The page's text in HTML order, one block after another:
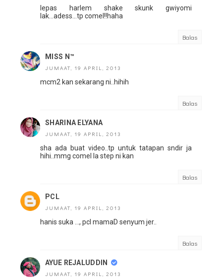
lepas harlem shake skunk gwiyomi
lak...adess...tp comel!!haha
Balas
MISS N™
JUMAAT, 19 APRIL, 2013
mcm2 kan sekarang ni..hihih
Balas
SHARINA ELYANA
JUMAAT, 19 APRIL, 2013
sha ada buat video..tp untuk tatapan sndir ja
hihi..mmg comel la step ni kan
Balas
PCL
JUMAAT, 19 APRIL, 2013
hanis suka ..., pcl mamaD senyum jer..
Balas
AYUE REJALUDDIN
JUMAAT, 19 APRIL, 2013